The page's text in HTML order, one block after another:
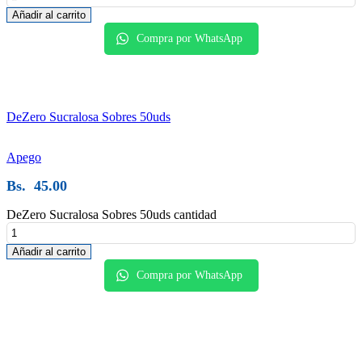
Añadir al carrito
Compra por WhatsApp
DeZero Sucralosa Sobres 50uds
Apego
Bs. 45.00
DeZero Sucralosa Sobres 50uds cantidad
Añadir al carrito
Compra por WhatsApp